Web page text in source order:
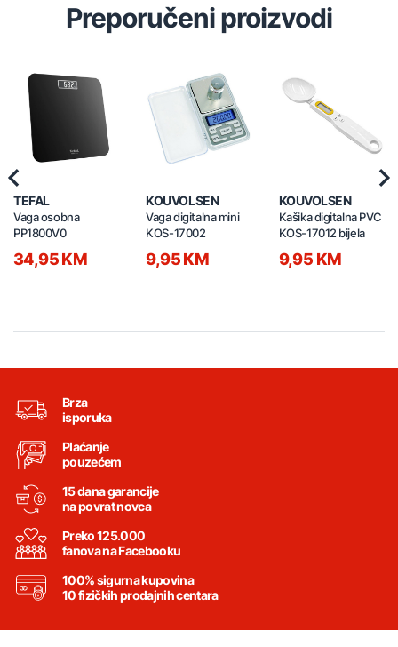
Preporučeni proizvodi
TEFAL
Vaga osobna
PP1800V0
34,95 KM
KOUVOLSEN
Vaga digitalna mini
KOS-17002
9,95 KM
KOUVOLSEN
Kašika digitalna PVC
KOS-17012 bijela
9,95 KM
Previous
Brza
isporuka
Plaćanje
pouzećem
15 dana garancije
na povrat novca
Preko 125.000
fanova na Facebooku
100% sigurna kupovina
10 fizičkih prodajnih centara